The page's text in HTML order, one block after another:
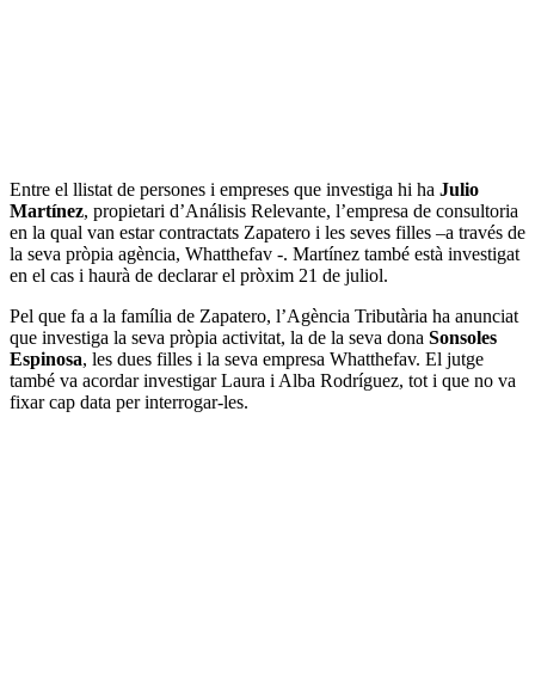
Entre el llistat de persones i empreses que investiga hi ha Julio
Martínez, propietari d’Análisis Relevante, l’empresa de consultoria
en la qual van estar contractats Zapatero i les seves filles –a través de
la seva pròpia agència, Whatthefav -. Martínez també està investigat
en el cas i haurà de declarar el pròxim 21 de juliol.
Pel que fa a la família de Zapatero, l’Agència Tributària ha anunciat
que investiga la seva pròpia activitat, la de la seva dona Sonsoles
Espinosa, les dues filles i la seva empresa Whatthefav. El jutge
també va acordar investigar Laura i Alba Rodríguez, tot i que no va
fixar cap data per interrogar-les.